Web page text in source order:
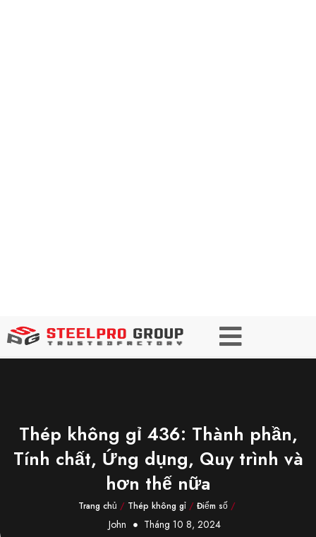
Thép không gỉ 436: Thành phần,
Tính chất, Ứng dụng, Quy trình và
hơn thế nữa
Trang chủ / Thép không gỉ/ Điểm số/
John Tháng 10 8, 2024